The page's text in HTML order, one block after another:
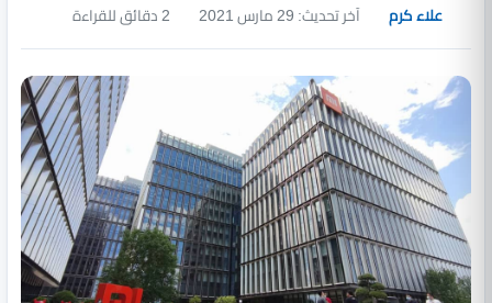
علاء كرم آخر تحديث: 29 مارس 2021